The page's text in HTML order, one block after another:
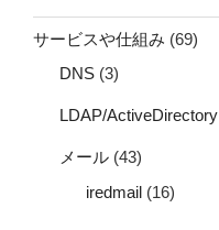
サービスや仕組み (69)
DNS (3)
LDAP/ActiveDirectory
メール (43)
iredmail (16)